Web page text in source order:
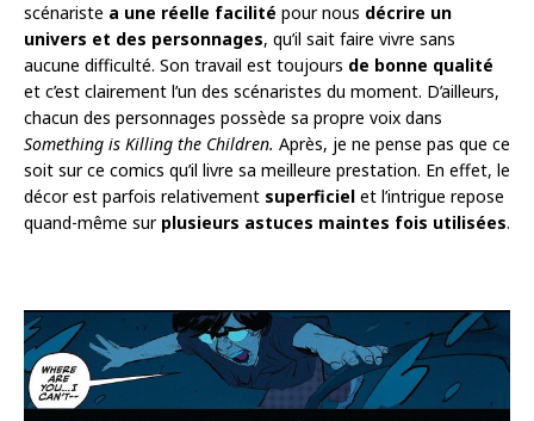
scénariste a une réelle facilité pour nous décrire un
univers et des personnages, qu’il sait faire vivre sans
aucune difficulté. Son travail est toujours de bonne qualité
et c’est clairement l’un des scénaristes du moment. D’ailleurs,
chacun des personnages possède sa propre voix dans
Something is Killing the Children. Après, je ne pense pas que ce
soit sur ce comics qu’il livre sa meilleure prestation. En effet, le
décor est parfois relativement superficiel et l’intrigue repose
quand-même sur plusieurs astuces maintes fois utilisées.